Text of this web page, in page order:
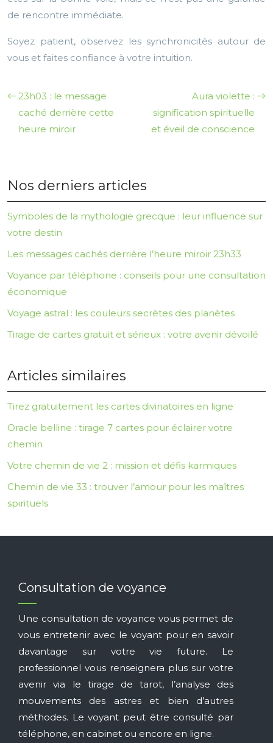
de rencontre immédiate.
Soyez patient, observez les synchronicités autour de
vous et faites confiance à votre intuition.
23h03 : le message
caché derrière cette
heure miroir
Aura violette :
signification spirituelle
et éveil de conscience
Nos derniers articles
Symboles de la mythologie grecque : leur influence sur
votre destin
Les messages cachés derrière l’heure miroir 23h33
Voyance par téléphone : conseils pour une consultation
économique
Voyage astral : les couleurs secrètes des planètes
Tirage de cartes gratuit et sérieux : votre avenir dévoilé
Articles similaires
Tirez gratuitement les cartes divinatoires en ligne
Oracle belline : tirage 7 cartes pour éclairer votre
chemin
Votre chemin de vie 2 : mission et défis karmiques
Chemin de vie 33 : trouver l’amour pour les maîtres
spirituels
Consultation de voyance
Une consultation de voyance vous permet de
vous entretenir avec le voyant pour en savoir
davantage sur votre vie future. Le
professionnel vous renseignera plus sur votre
avenir via le tirage de tarot, l’analyse des
mouvements des astres et bien d’autres
méthodes. Le voyant peut être consulté par
téléphone, en cabinet ou encore en ligne.